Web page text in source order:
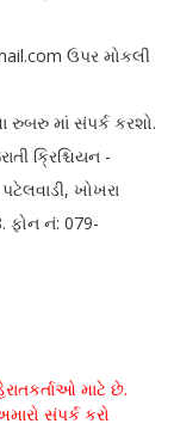
ઉપર મોકલી
રુબરુ માં સંપર્ક કરશો.
ક્રિશ્ચિયન -
ખોખરા
ફોન નં: 079-
માટે છે.
સંપર્ક કરો